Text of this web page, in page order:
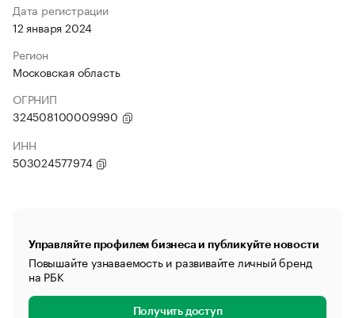
Дата регистрации
12 января 2024
Регион
Московская область
ОГРНИП
324508100009990
ИНН
503024577974
Управляйте профилем бизнеса и публикуйте новости
Повышайте узнаваемость и развивайте личный бренд
на РБК
Получить доступ